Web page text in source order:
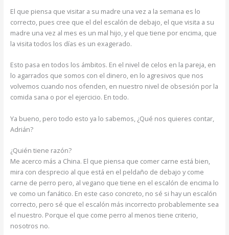
El que piensa que visitar a su madre una vez a la semana es lo
correcto, pues cree que el del escalón de debajo, el que visita a su
madre una vez al mes es un mal hijo, y el que tiene por encima, que
la visita todos los días es un exagerado.
Esto pasa en todos los ámbitos. En el nivel de celos en la pareja, en
lo agarrados que somos con el dinero, en lo agresivos que nos
volvemos cuando nos ofenden, en nuestro nivel de obsesión por la
comida sana o por el ejercicio. En todo.
Ya bueno, pero todo esto ya lo sabemos, ¿Qué nos quieres contar,
Adrián?
¿Quién tiene razón?
Me acerco más a China. El que piensa que comer carne está bien,
mira con desprecio al que está en el peldaño de debajo y come
carne de perro pero, al vegano que tiene en el escalón de encima lo
ve como un fanático. En este caso concreto, no sé si hay un escalón
correcto, pero sé que el escalón más incorrecto probablemente sea
el nuestro. Porque el que come perro al menos tiene criterio,
nosotros no.